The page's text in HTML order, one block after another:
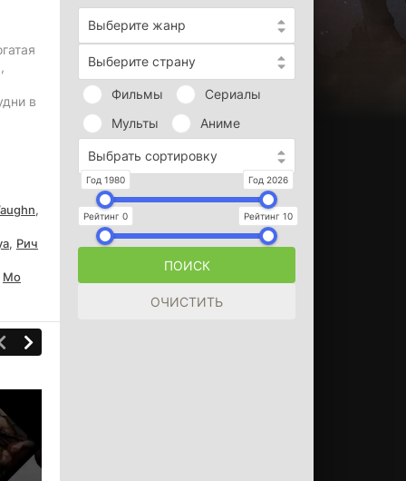
в
,
, Рич
Мо
Выберите жанр
Выберите страну
Фильмы
Сериалы
Мульты
Аниме
Выбрать сортировку
Год 1980 Год 2026
Рейтинг 0 Рейтинг 10